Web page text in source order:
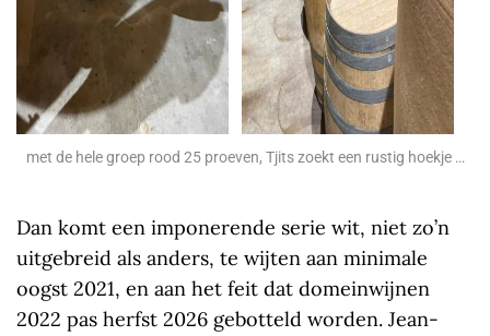
met de hele groep rood 25 proeven, Tjits zoekt een rustig hoekje …
Dan komt een imponerende serie wit, niet zo’n
uitgebreid als anders, te wijten aan minimale
oogst 2021, en aan het feit dat domeinwijnen
2022 pas herfst 2026 gebotteld worden. Jean-